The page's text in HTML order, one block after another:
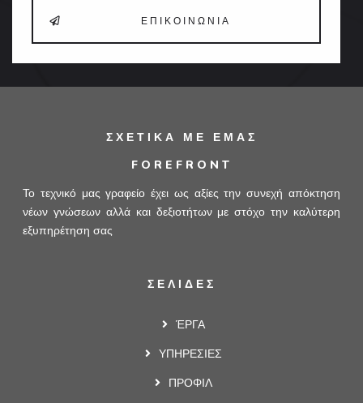
ΕΠΙΚΟΙΝΩΝΊΑ
ΣΧΕΤΙΚΆ ΜΕ ΕΜΆΣ
FOREFRONT
Το τεχνικό μας γραφείο έχει ως αξίες την συνεχή απόκτηση
νέων γνώσεων αλλά και δεξιοτήτων με στόχο την καλύτερη
εξυπηρέτηση σας
ΣΕΛΙΔΕΣ
ΈΡΓΑ
ΥΠΗΡΕΣΙΕΣ
ΠΡΟΦΙΛ